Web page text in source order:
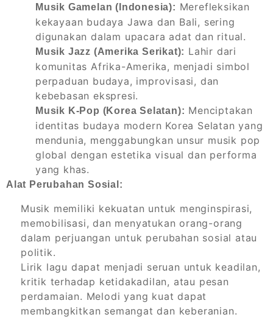
Musik Gamelan (Indonesia): Merefleksikan
kekayaan budaya Jawa dan Bali, sering
digunakan dalam upacara adat dan ritual.
Musik Jazz (Amerika Serikat): Lahir dari
komunitas Afrika-Amerika, menjadi simbol
perpaduan budaya, improvisasi, dan
kebebasan ekspresi.
Musik K-Pop (Korea Selatan): Menciptakan
identitas budaya modern Korea Selatan yang
mendunia, menggabungkan unsur musik pop
global dengan estetika visual dan performa
yang khas.
Alat Perubahan Sosial:
Musik memiliki kekuatan untuk menginspirasi,
memobilisasi, dan menyatukan orang-orang
dalam perjuangan untuk perubahan sosial atau
politik.
Lirik lagu dapat menjadi seruan untuk keadilan,
kritik terhadap ketidakadilan, atau pesan
perdamaian. Melodi yang kuat dapat
membangkitkan semangat dan keberanian.